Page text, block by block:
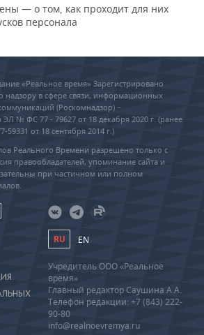
— о том, как проходит для них
персонала
«Реальное время» Зарегистрировано
надзору в сфере связи, информационных
(Роскомнадзор) –
№ ФС 77 - 79627 от 18 декабря 2020 г. (ранее
от 18 сентября 2014 г.)
Реального Времени разрешено только с
правообладателей, упоминание сайта и
при частичном или полном
RU EN
Учредитель ООО «Реальное
время»
Главный редактор Саушина А.А.
Телефон редакции: +7 (843) 222-
90-80
info@realnoevremya.ru